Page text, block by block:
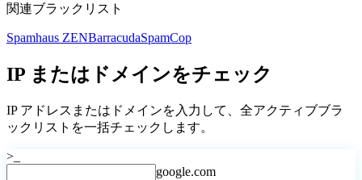
関連ブラックリスト
Spamhaus ZENBarracudaSpamCop
IP またはドメインをチェック
IP アドレスまたはドメインを入力して、全アクティブブラ
ックリストを一括チェックします。
>_
google.com